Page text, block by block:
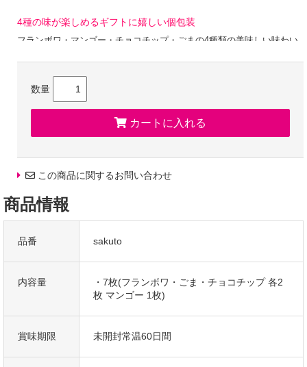
4種の味が楽しめるギフトに嬉しい個包装
フランボワ・マンゴー・チョコチップ・ごまの4種類の美味しい味わい
シェアしやすい個包装だからギフト、プレゼントに最適です。
職人技でこだわりの焼き加減、年輪のない仕上がりに
職人の経験に基づく熟練の技で生地を焼き重ねていくことで、
層の重みで剥がれ落ちそうになるバウムクーヘンに気を配りながら、
めにふんわりと仕上げることで、異なる食感が絶妙に調和する生地に仕
上げています。
ギフトとしてのおすすめ
職場の上司、取引先、ご愛顧いただいているお客様へもオススメです。
定番のギフトイベント(ハロウィン、父の日、敬老の日、誕生日、
バレンタイン、ホワイトデー、Xmasなど)こそ、
パティシエの手作りの洋菓子を贈りませんか?
高級感のある上品なブランドスイーツとして、
お返し、御中元・御歳暮・御年賀などにも人気です。
数量
カートに入れる
この商品に関するお問い合わせ
商品情報
品番 sakuto
内容量
・7枚(フランボワ・ごま・チョコチップ 各2
枚 マンゴー 1枚)
賞味期限 未開封常温60日間